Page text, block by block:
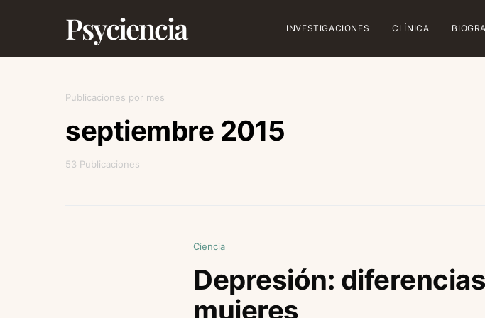
Psyciencia INVESTIGACIONES CLÍNICA
Publicaciones por mes
septiembre 2015
53 Publicaciones
Ciencia
Depresión:
mujeres